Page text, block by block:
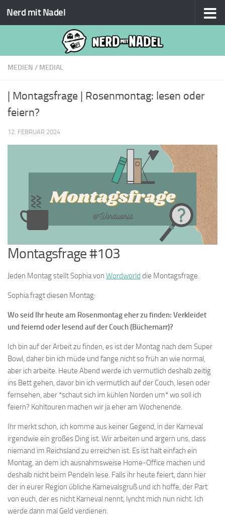
Zum Inhalt springen
Nerd mit Nadel
MEDIEN / MEDIAL
| Montagsfrage | Rosenmontag: lesen oder
feiern?
12. FEBRUAR 2024
Montagsfrage #103
Jeden Montag stellt Sophia von Wordworld die Montagsfrage.
Sophia fragt diesen Montag:
Wo seid Ihr heute am Rosenmontag eher zu finden: Verkleidet
und feiernd oder lesend auf der Couch (Büchernarr)?
Ich bin auf der Arbeit zu finden, es ist der Montag nach dem Super
Bowl, daher bin ich müde und fange nicht so früh an wie normal,
aber ich arbeite. Heute Abend werde ich vermutlich deshalb zeitig
ins Bett gehen, davor bin ich vermutlich auf der Couch, lesen oder
fernsehen, aber *schaut sich im kühlen Norden um* wo soll ich
feiern? Kohltouren machen wir ja eher am Wochenende.
Ihr merkt schon, ich komme aus keiner Gegend, in der Karneval
irgendwie ein großes Ding ist. Wir arbeiten und ärgern uns, dass
niemand im Reichsland zu erreichen ist. Es ist halt einfach ein
Montag, an dem ich ausnahmsweise Home-Office machen und
deshalb nicht beim Pendeln lese. Falls ihr heute feiert, dann hier
der in eurer Region übliche Karnevalsgruß und ich hoffe, der Part
von euch, der es nicht Karneval nennt, lyncht mich nun nicht. Ich
werde dann mal Geld verdienen.